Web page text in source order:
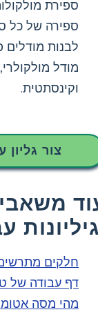
ספירת
ספירה של כל
לבנות מודלים
מודל
וקינסתטית.
צור
חלקים
דף עבודה של
מהי מסה